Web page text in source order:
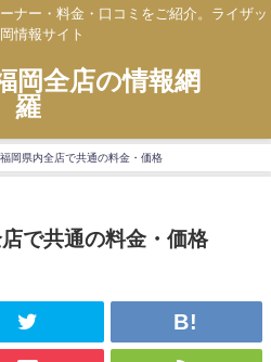
ナー・料金・口コミをご紹介。ライザッ
情報サイト
岡全店の情報網
羅
岡県内全店で共通の料金・価格
で共通の料金・価格